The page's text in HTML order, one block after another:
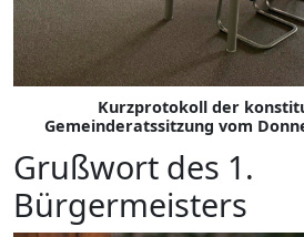
Kurzprotokoll der
Gemeinderatssitzung vom
Grußwort des 1.
Bürgermeisters